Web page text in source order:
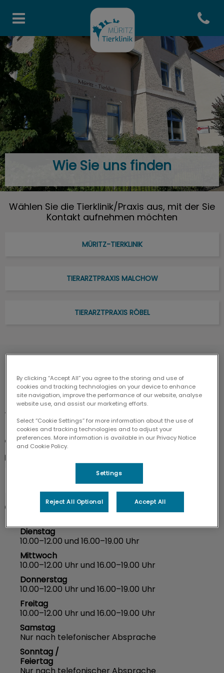
Homepage Mueritz Tierklinik
Open
Wie Sie uns finden
Wählen Sie die Tierklinik/Praxis aus, mit der Sie
Kontakt aufnehmen möchten
MÜRITZ-TIERKLINIK
TIERARZTPRAXIS MALCHOW
TIERARZTPRAXIS RÖBEL
17192 Waren (Müritz)
03991 66 46 26
Montag
Dienstag
10.00–12.00 und 16.00–19.00 Uhr
Mittwoch
10.00–12.00 Uhr und 16.00–19.00 Uhr
Donnerstag
10.00–12.00 Uhr und 16.00–19.00 Uhr
Freitag
10.00–12.00 Uhr und 16.00–19.00 Uhr
Samstag
Nur nach telefonischer Absprache
Sonntag /
Feiertag
By clicking “Accept All” you agree to the storing and use of
cookies and tracking technologies on your device to enhance
site navigation, improve the performance of our website, analyse
website use, and assist our marketing efforts.
Select “Cookie Settings” for more information about the use of
cookies and tracking technologies and to adjust your
preferences. More information is available in our Privacy Notice
and Cookie Policy.
Settings
Reject All Optional Accept All